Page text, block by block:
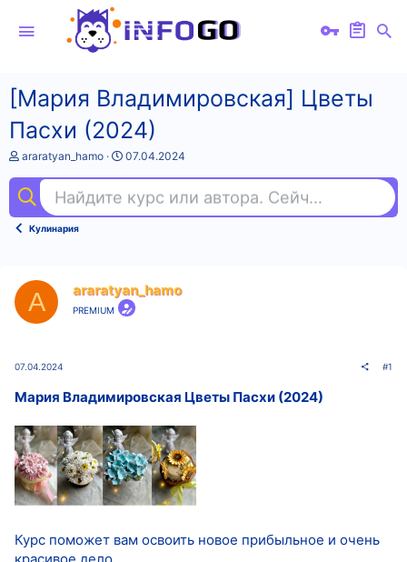
[Мария Владимировская] Цветы
Пасхи (2024)
А
т
о
т
araratyan_hamo
Д
а
н
а
07.04.2024
Найдите курс или автора. Сейчас ищут
Кулинария
A araratyan_hamo
PREMIUM
07.04.2024 #1
Мария Владимировская Цветы Пасхи (2024)
Курс поможет вам освоить новое прибыльное и очень
красивое дело.